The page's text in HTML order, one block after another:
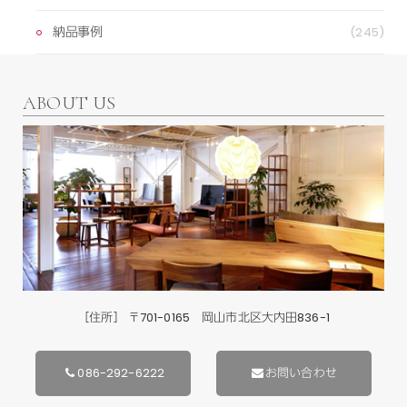
納品事例 (245)
ABOUT US
［住所］ 〒701-0165 岡山市北区大内田836-1
086-292-6222 お問い合わせ